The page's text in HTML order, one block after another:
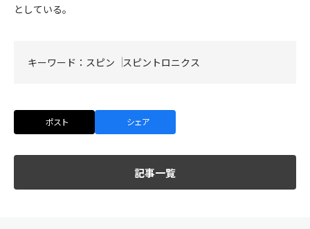
としている。
キーワード： スピン スピントロニクス
ポスト シェア
記事一覧